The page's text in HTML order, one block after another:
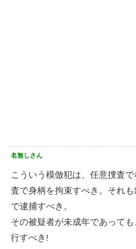
名無しさん
こういう模倣犯は、任意捜査
査で身柄を拘束すべき。それ
で逮捕すべき。
その被疑者が未成年であって
行すべき!